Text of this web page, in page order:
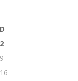
D
2
9
16